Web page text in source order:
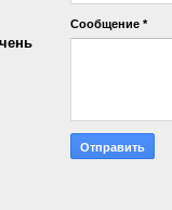
Сообщение *